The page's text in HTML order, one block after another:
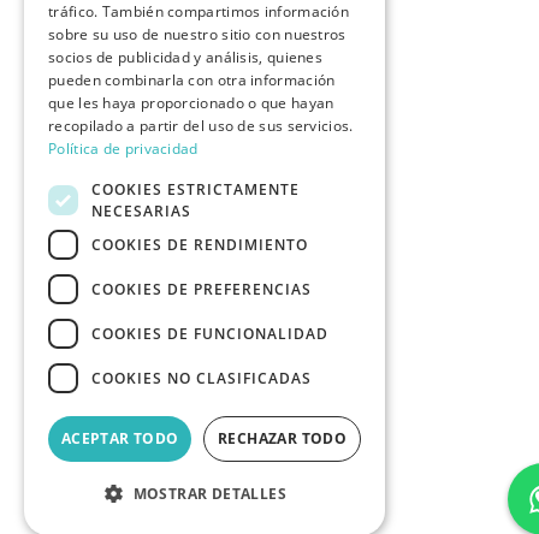
tráfico. También compartimos información
sobre su uso de nuestro sitio con nuestros
socios de publicidad y análisis, quienes
pueden combinarla con otra información
que les haya proporcionado o que hayan
recopilado a partir del uso de sus servicios.
Política de privacidad
COOKIES ESTRICTAMENTE
NECESARIAS
COOKIES DE RENDIMIENTO
COOKIES DE PREFERENCIAS
COOKIES DE FUNCIONALIDAD
COOKIES NO CLASIFICADAS
ACEPTAR TODO RECHAZAR TODO
MOSTRAR DETALLES